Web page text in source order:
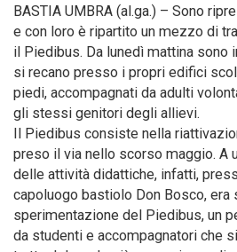
BASTIA UMBRA (al.ga.) – Sono
e con loro è ripartito un mezzo di
il Piedibus. Da lunedì mattina sono
si recano presso i propri edifici
piedi, accompagnati da adulti
gli stessi genitori degli allievi.
Il Piedibus consiste nella
preso il via nello scorso maggio. A
delle attività didattiche, infatti,
capoluogo bastiolo Don Bosco, era
sperimentazione del Piedibus, un
da studenti e accompagnatori che